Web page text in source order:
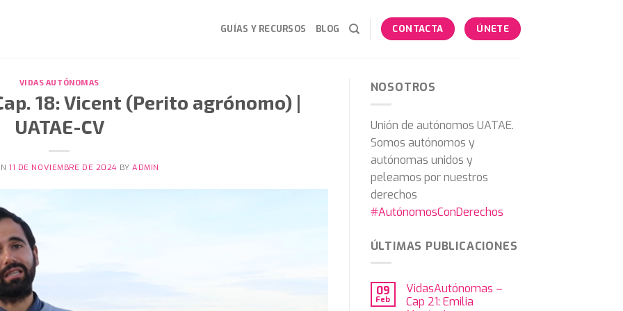
GUÍAS Y RECURSOS BLOG CONTACTA ÚNETE
VIDAS AUTÓNOMAS
18: Vicent (Perito agrónomo) |
UATAE-CV
11 DE NOVIEMBRE DE 2024 BYADMIN
NOSOTROS
Unión de autónomos UATAE.
Somos autónomos y
autónomas unidos y
peleamos por nuestros
derechos
#AutónomosConDerechos
ÚLTIMAS PUBLICACIONES
09
Feb
VidasAutónomas –
Cap 21: Emilia